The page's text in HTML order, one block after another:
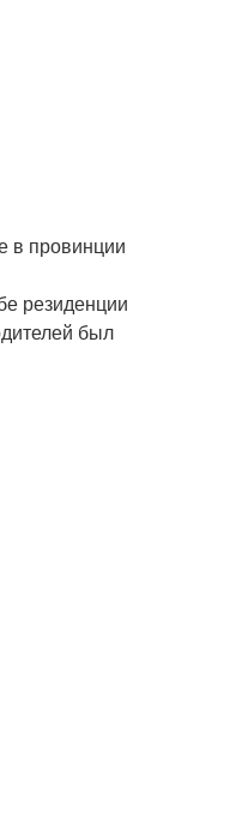
в провинции
резиденции
был